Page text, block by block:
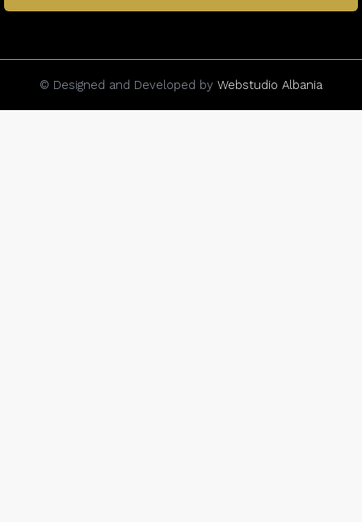
© Designed and Developed by Webstudio Albania